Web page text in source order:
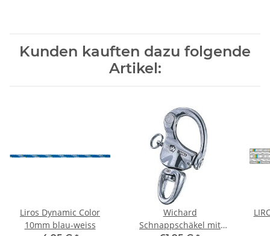
Kunden kauften dazu folgende
Artikel:
Liros Dynamic Color
10mm blau-weiss
Wichard
Schnappschäkel mit